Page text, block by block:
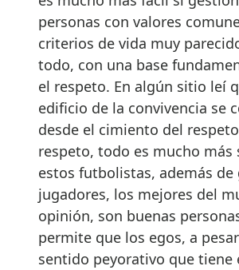
personas con valores
criterios de vida muy
todo, con una base
el respeto. En algún sitio leí
edificio de la convivencia se
desde el cimiento del
respeto, todo es mucho más
estos futbolistas, además de
jugadores, los mejores del
opinión, son buenas
permite que los egos, a
sentido peyorativo que tiene